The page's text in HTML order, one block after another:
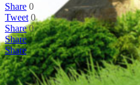
Share 0
Tweet 0
Share 0
Share
Share